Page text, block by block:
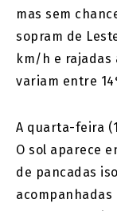
mas sem
sopram de
km/h e rajadas
variam entre
A quarta-feira
O sol aparece
de pancadas
acompanhadas